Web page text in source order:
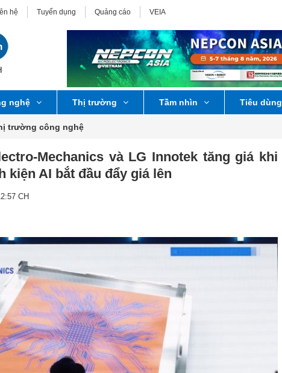
hệ Tuyển dụng Quảng cáo VEIA
nghệ Thị trường Tầm nhìn Tiêu dùng
trường công nghệ
Mechanics và LG Innotek tăng giá khi
kiện AI bắt đầu đẩy giá lên
CH